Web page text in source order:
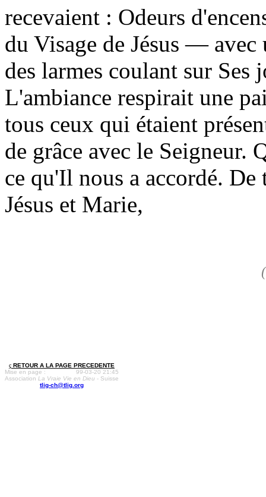
recevaient : Odeurs
du Visage de Jésus — avec
des larmes coulant sur
L'ambiance respirait une
tous ceux qui étaient
de grâce avec le Seigneur.
ce qu'Il nous a accordé.
Jésus et Marie,
ç RETOUR A LA PAGE PRECEDENTE
Mise en page :
99-03-20 21:45
Association La Vraie Vie en Dieu - Suisse
tlig-ch@tlig.org